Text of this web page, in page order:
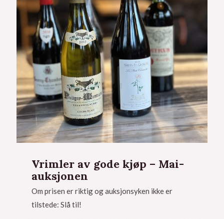
Vrimler av gode kjøp – Mai-
auksjonen
Om prisen er riktig og auksjonsyken ikke er
tilstede: Slå til!